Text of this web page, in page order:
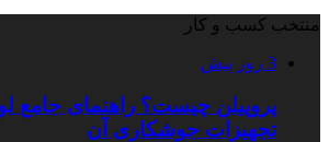
منتخب کسب و کار
3 روز پیش
پروپیلن چیست؟ راهنمای جامع
تجهیزات جوشکاری آن